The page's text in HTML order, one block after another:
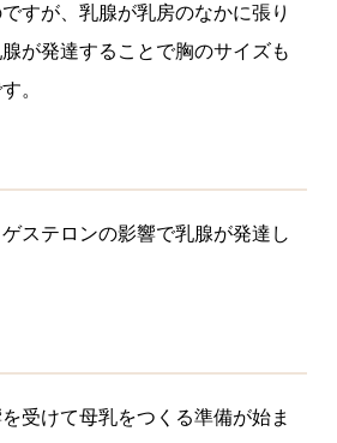
すが、乳腺が乳房のなかに張り
が発達することで胸のサイズも
。
ステロンの影響で乳腺が発達し
受けて母乳をつくる準備が始ま